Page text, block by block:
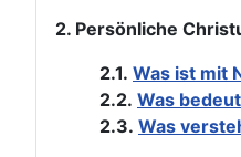
2. Persönliche
2.1. Was ist mit
2.2. Was
2.3. Was